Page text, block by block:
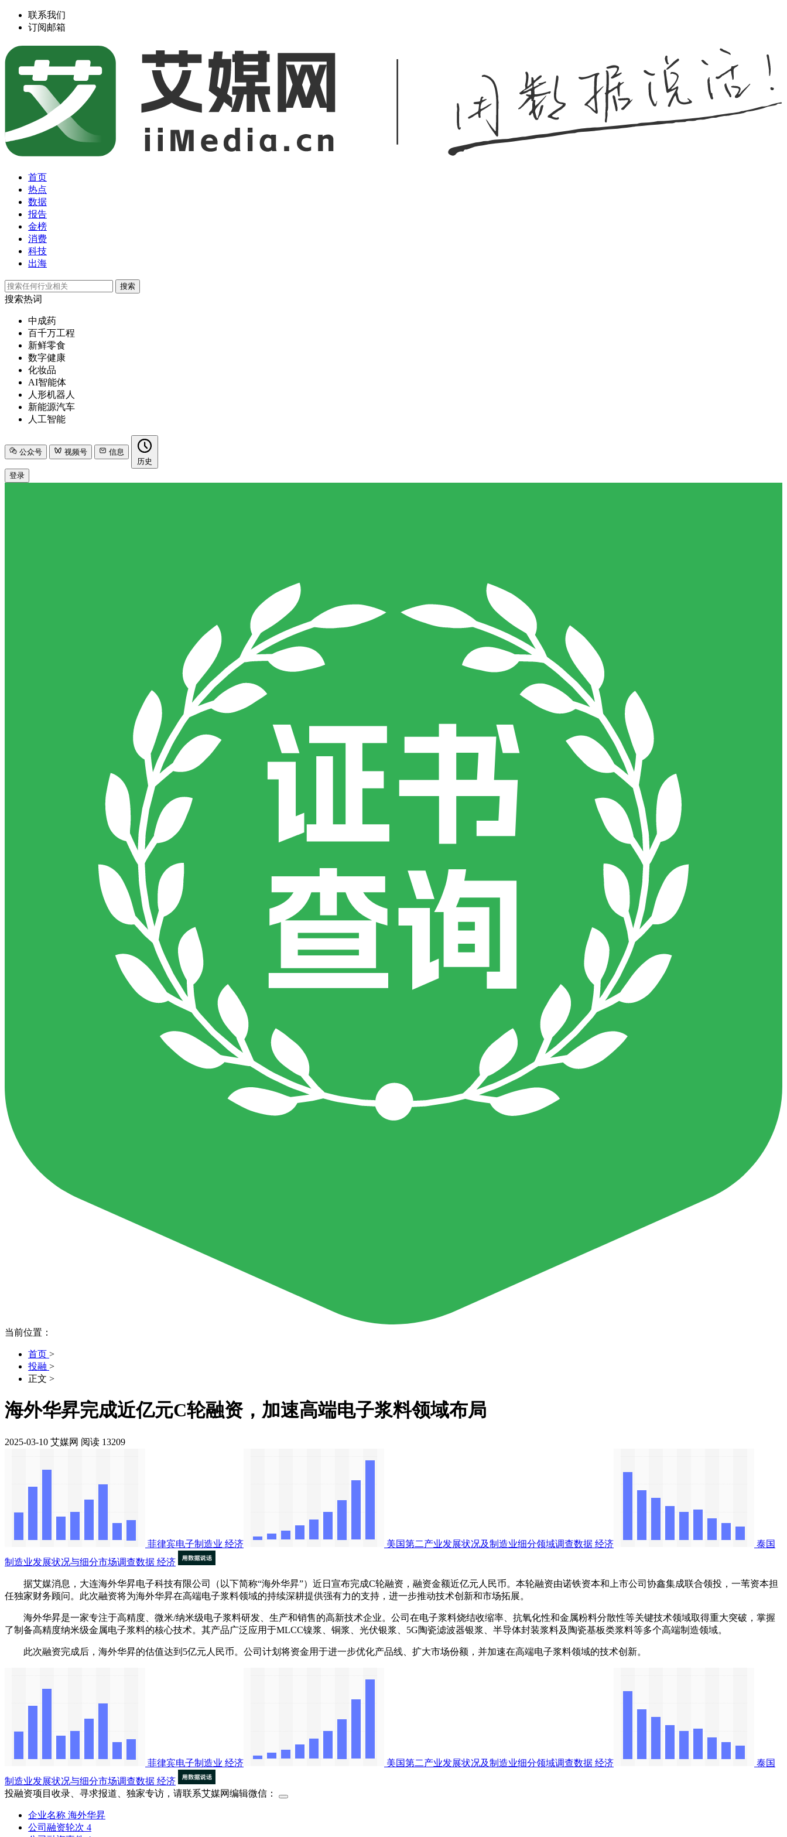
联系我们
订阅邮箱
首页
热点
数据
报告
金榜
消费
科技
出海
搜索
搜索热词
中成药
百千万工程
新鲜零食
数字健康
化妆品
AI智能体
人形机器人
新能源汽车
人工智能
公众号 视频号
信息
历史
登录
当前位置：
首页 >
投融 >
正文 >
海外华昇完成近亿元C轮融资，加速高端电子浆料领域布局
2025-03-10 艾媒网 阅读 13209
菲律宾电子制造业 经济 美国第二产业发展状况及制造业细分领域调查数据 经济
泰国
制造业发展状况与细分市场调查数据 经济
据艾媒消息，大连海外华昇电子科技有限公司（以下简称“海外华昇”）近日宣布完成C轮融资，融资金额近亿元人民币。本轮融资由诺铁资本和上市公司协鑫集成联合领投，一苇资本担
任独家财务顾问。此次融资将为海外华昇在高端电子浆料领域的持续深耕提供强有力的支持，进一步推动技术创新和市场拓展。
海外华昇是一家专注于高精度、微米/纳米级电子浆料研发、生产和销售的高新技术企业。公司在电子浆料烧结收缩率、抗氧化性和金属粉料分散性等关键技术领域取得重大突破，掌握
了制备高精度纳米级金属电子浆料的核心技术。其产品广泛应用于MLCC镍浆、铜浆、光伏银浆、5G陶瓷滤波器银浆、半导体封装浆料及陶瓷基板类浆料等多个高端制造领域。
此次融资完成后，海外华昇的估值达到5亿元人民币。公司计划将资金用于进一步优化产品线、扩大市场份额，并加速在高端电子浆料领域的技术创新。
菲律宾电子制造业 经济 美国第二产业发展状况及制造业细分领域调查数据 经济
泰国
制造业发展状况与细分市场调查数据 经济
投融资项目收录、寻求报道、独家专访，请联系艾媒网编辑微信：
企业名称 海外华昇
公司融资轮次 4